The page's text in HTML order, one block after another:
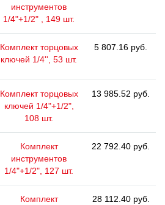
инструментов
1/4"+1/2" , 149 шт.
Комплект торцовых
ключей 1/4'', 53 шт.
5 807.16 руб.
Комплект торцовых
ключей 1/4"+1/2",
108 шт.
13 985.52 руб.
Комплект
инструментов
1/4"+1/2", 127 шт.
22 792.40 руб.
Комплект
28 112.40 руб.